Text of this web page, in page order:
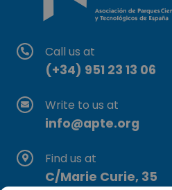
Call us at
(+34) 951 23 13 06
Write to us at
info@apte.org
Find us at
C/Marie Curie, 35